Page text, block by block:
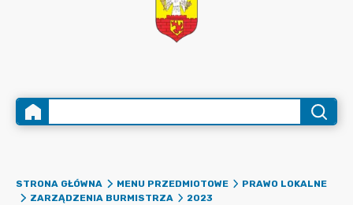
STRONA GŁÓWNA MENU PRZEDMIOTOWE
PRAWO LOKALNE
ZARZĄDZENIA BURMISTRZA
2023